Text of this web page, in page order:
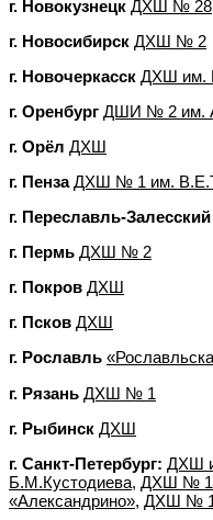
г. Новокузнецк ДХШ № 28
г. Новосибирск ДХШ № 2
г. Новочеркасск ДХШ им.
г. Оренбург ДШИ № 2 им.
г. Орёл ДХШ
г. Пенза ДХШ № 1 им.
г. Переславль-Залесский
г. Пермь ДХШ № 2
г. Покров ДХШ
г. Псков ДХШ
г. Рославль
г. Рязань ДХШ № 1
г. Рыбинск ДХШ
г. Санкт-Петербург: ДХШ
Б.М.Кустодиева, ДХШ № 1
«Александрино», ДХШ №